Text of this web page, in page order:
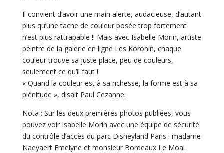
Il convient d’avoir une main alerte, audacieuse, d’autant
plus qu’une tache de couleur posée trop fortement
n’est plus rattrapable !! Mais avec Isabelle Morin, artiste
peintre de la galerie en ligne Les Koronin, chaque
couleur trouve sa juste place, peu de couleurs,
seulement ce qu’il faut !
« Quand la couleur est à sa richesse, la forme est à sa
plénitude », disait Paul Cezanne.
Nota : Sur les deux premières photos publiées, vous
pouvez voir Isabelle Morin avec une équipe de sécurité
du contrôle d’accès du parc Disneyland Paris : madame
Naeyaert Emelyne et monsieur Bordeaux Le Moal